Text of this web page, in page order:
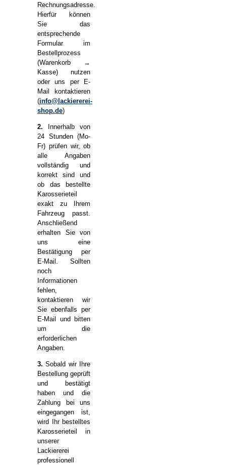
Rechnungsadresse.
Hierfür können
Sie das
entsprechende
Formular im
Bestellprozess
(Warenkorb →
Kasse) nutzen
oder uns per E-
Mail kontaktieren
(info@lackiererei-
shop.de)
2. Innerhalb von
24 Stunden (Mo-
Fr) prüfen wir, ob
alle Angaben
vollständig und
korrekt sind und
ob das bestellte
Karosserieteil
exakt zu Ihrem
Fahrzeug passt.
Anschließend
erhalten Sie von
uns eine
Bestätigung per
E-Mail. Sollten
noch
Informationen
fehlen,
kontaktieren wir
Sie ebenfalls per
E-Mail und bitten
um die
erforderlichen
Angaben.
3. Sobald wir Ihre
Bestellung geprüft
und bestätigt
haben und die
Zahlung bei uns
eingegangen ist,
wird Ihr bestelltes
Karosserieteil in
unserer
Lackiererei
professionell